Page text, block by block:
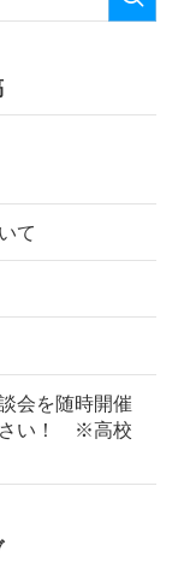
て
会を随時開催
さい！ ※高校